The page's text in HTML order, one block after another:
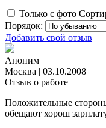
Только с фото
Порядок:
Добавить свой отзыв
Аноним
Москва | 03.10.2008
Отзыв о работе
Положительные
обещают хорош